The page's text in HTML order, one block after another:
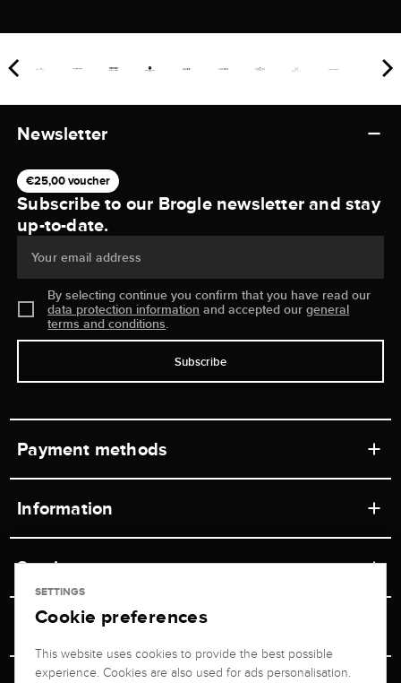
Newsletter
€25,00 voucher
Subscribe to our Brogle newsletter and stay
up-to-date.
Your email address
By selecting continue you confirm that you have read our
data protection information and accepted ourgeneral
terms and conditions.
Subscribe
Payment methods
Information
Retail store
Shipping & Payment
Advisor
Service
Contact
Unsubscribe from newsletter
Jeweler Brogle
About us
SETTINGS
Cookie preferences
This website uses cookies to provide the best possible
experience. Cookies are also used for ads personalisation.